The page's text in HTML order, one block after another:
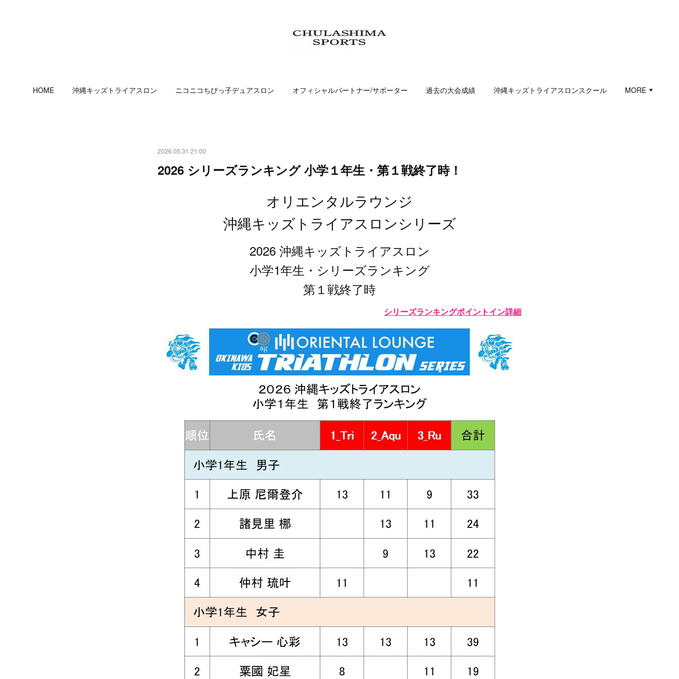
HOME 沖縄キッズトライアスロン ニコニコちびっ子デュアスロン オフィシャルパートナー/サポーター 過去の大会成績 沖縄キッズトライアスロンスクール MORE
2026.05.31 21:00
2026 シリーズランキング 小学１年生・第１戦終了時！
オリエンタルラウンジ
沖縄キッズトライアスロンシリーズ
2026 沖縄キッズトライアスロン
小学1年生・シリーズランキング
第１戦終了時
シリーズランキングポイントイン詳細